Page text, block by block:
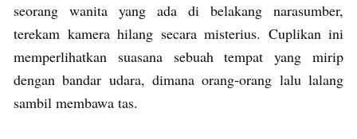
seorang wanita yang ada di belakang narasumber,
terekam kamera hilang secara misterius. Cuplikan ini
memperlihatkan suasana sebuah tempat yang mirip
dengan bandar udara, dimana orang-orang lalu lalang
sambil membawa tas.